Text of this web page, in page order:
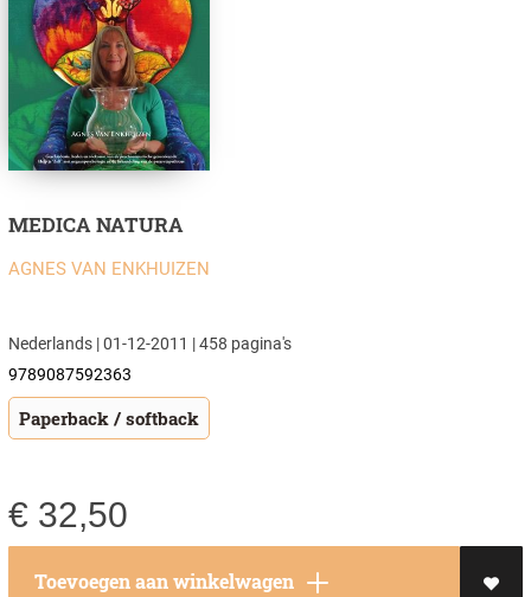
MEDICA NATURA
AGNES VAN ENKHUIZEN
Nederlands | 01-12-2011 | 458 pagina's
9789087592363
Paperback / softback
€ 32,50
Toevoegen aan winkelwagen